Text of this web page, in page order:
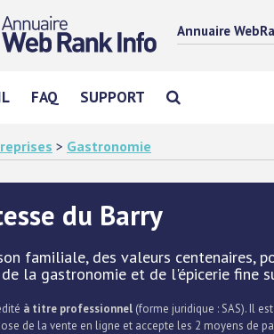
Annuaire
FAQ SUPPORT
> Gastronomie
du Barry
familiale, des valeurs centenaires,
la gastronomie et de l'épicerie fine
à titre professionnel (forme juridique : SAS). Il
de la vente en ligne et accepte les 2 moyens de